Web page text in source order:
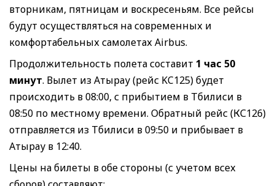
вторникам, пятницам и воскресеньям. Все рейсы
будут осуществляться на современных и
комфортабельных самолетах Airbus.
Продолжительность полета составит 1 час 50
минут. Вылет из Атырау (рейс KC125) будет
происходить в 08:00, с прибытием в Тбилиси в
08:50 по местному времени. Обратный рейс (КС126)
отправляется из Тбилиси в 09:50 и прибывает в
Атырау в 12:40.
Цены на билеты в обе стороны (с учетом всех